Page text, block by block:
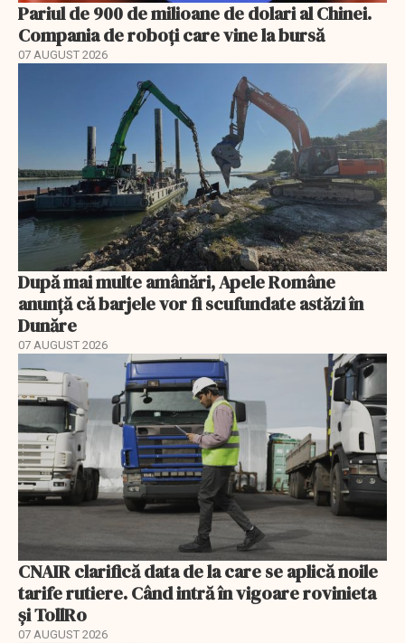
Pariul de 900 de milioane de dolari al Chinei.
Compania de roboți care vine la bursă
07 AUGUST 2026
După mai multe amânări, Apele Române
anunță că barjele vor fi scufundate astăzi în
Dunăre
07 AUGUST 2026
CNAIR clarifică data de la care se aplică noile
tarife rutiere. Când intră în vigoare rovinieta
și TollRo
07 AUGUST 2026